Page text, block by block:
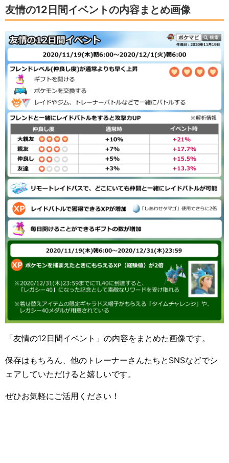
友情の12日間イベントの内容まとめ画像
「友情の12日間イベント」の内容をまとめた画像です。
保存はもちろん、他のトレーナーさんたちとSNSなどでシ
ェアしていただけると嬉しいです。
ぜひお気軽にご活用ください！